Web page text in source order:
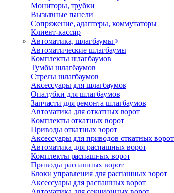
Мониторы, трубки
Вызывные панели
Сопряжение, адаптеры, коммутаторы
Клиент-кассир
Автоматика, шлагбаумы
Автоматические шлагбаумы
Комплекты шлагбаумов
Тумбы шлагбаумов
Стрелы шлагбаумов
Аксессуары для шлагбаумов
Опалубки для шлагбаумов
Запчасти для ремонта шлагбаумов
Автоматика для откатных ворот
Комплекты откатных ворот
Приводы откатных ворот
Аксессуары для приводов откатных ворот
Автоматика для распашных ворот
Комплекты распашных ворот
Приводы распашных ворот
Блоки управления для распашных ворот
Аксессуары для распашных ворот
Автоматика для секционных ворот